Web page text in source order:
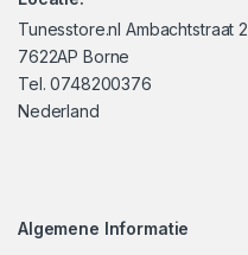
Tunesstore.nl Ambachtstraat 2
7622AP Borne
Tel. 0748200376
Nederland
Algemene Informatie